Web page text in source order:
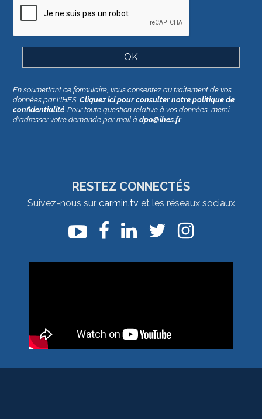
En soumettant ce formulaire, vous consentez au traitement de vos
données par l'IHES.Cliquez ici pour consulter notre politique de
confidentialité . Pour toute question relative à vos données, merci
d'adresser votre demande par mail àdpo@ihes.fr
RESTEZ CONNECTÉS
Suivez-nous sur carmin.tv et les réseaux sociaux